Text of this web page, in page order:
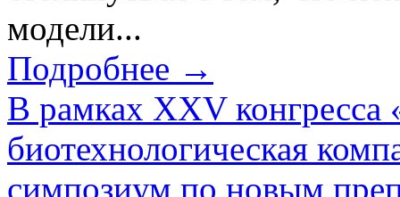
модели...
Подробнее →
В рамках XXV конгресса
биотехнологическая
симпозиум по новым